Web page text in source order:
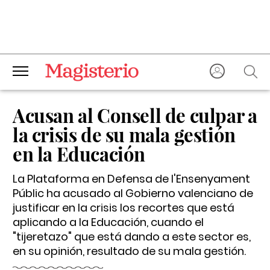
Acusan al Consell de culpar a
la crisis de su mala gestión
en la Educación
La Plataforma en Defensa de l'Ensenyament
Públic ha acusado al Gobierno valenciano de
justificar en la crisis los recortes que está
aplicando a la Educación, cuando el
"tijeretazo" que está dando a este sector es,
en su opinión, resultado de su mala gestión.